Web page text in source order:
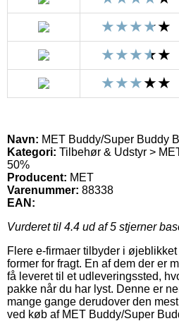
Navn: MET Buddy/Super Buddy
Kategori: Tilbehør & Udstyr >
50%
Producent: MET
Varenummer: 88338
EAN:
Vurderet til 4.4 ud af 5 stjerner
Flere e-firmaer tilbyder i
former for fragt. En af dem der er
få leveret til et udleveringssted,
pakke når du har lyst. Denne er
mange gange derudover den
ved køb af MET Buddy/Super